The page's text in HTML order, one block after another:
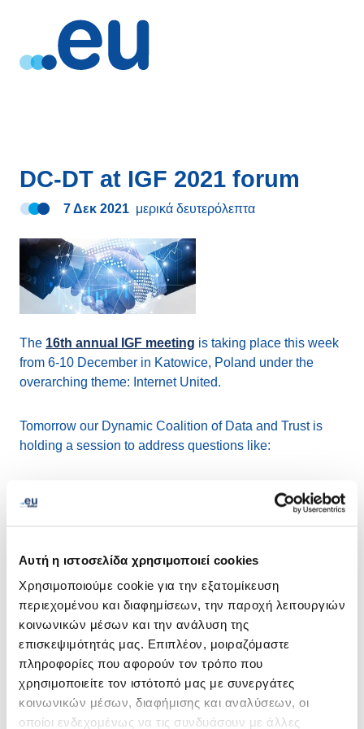
Αυτή η ιστοσελίδα χρησιμοποιεί cookies
Χρησιμοποιούμε cookie για την εξατομίκευση
περιεχομένου και διαφημίσεων, την παροχή λειτουργιών
κοινωνικών μέσων και την ανάλυση της
επισκεψιμότητάς μας. Επιπλέον, μοιραζόμαστε
πληροφορίες που αφορούν τον τρόπο που
χρησιμοποιείτε τον ιστότοπό μας με συνεργάτες
κοινωνικών μέσων, διαφήμισης και αναλύσεων, οι
οποίοι ενδεχομένως να τις συνδυάσουν με άλλες
DC-DT at IGF 2021 forum
7 Δεκ 2021 μερικά δευτερόλεπτα
The 16th annual IGF meeting is taking place this week
from 6-10 December in Katowice, Poland under the
overarching theme: Internet United.
Tomorrow our Dynamic Coalition of Data and Trust is
holding a session to address questions like:
How should governments, Internet businesses and
other stakeholders protect citizens, including
vulnerable citizens, against online exploitation and
What are the good cybersecurity practices and
international mechanisms that already exist and
what can be done to strengthen the security and to
reinforce the trust?
Join the session on Wednesday,8th December at
12:45 - 13:45 (CET) at Conference Room 8.